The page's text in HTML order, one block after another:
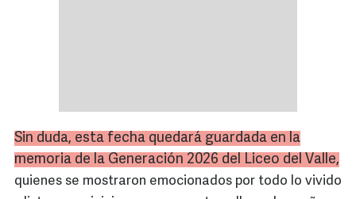
Sin duda, esta fecha quedará guardada en la
memoria de la Generación 2026 del Liceo del Valle,
quienes se mostraron emocionados por todo lo vivido